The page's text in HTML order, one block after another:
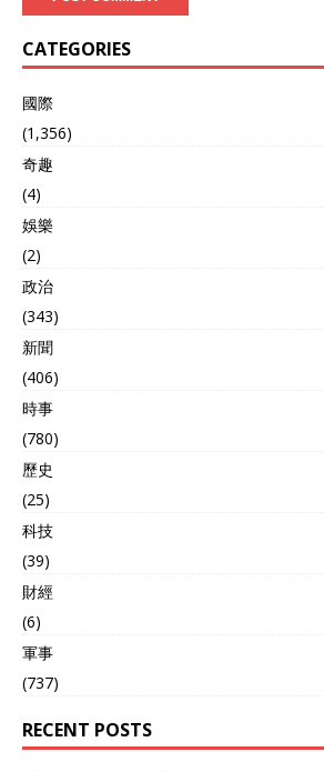
CATEGORIES
國際
(1,356)
奇趣
(4)
娛樂
(2)
政治
(343)
新聞
(406)
時事
(780)
歷史
(25)
科技
(39)
財經
(6)
軍事
(737)
RECENT POSTS